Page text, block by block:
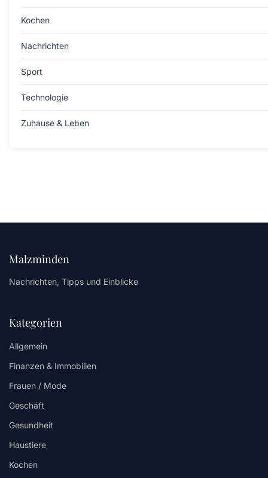
Kochen
Nachrichten
Sport
Technologie
Zuhause & Leben
Malzminden
Nachrichten, Tipps und Einblicke
Kategorien
Allgemein
Finanzen & Immobilien
Frauen / Mode
Geschäft
Gesundheit
Haustiere
Kochen